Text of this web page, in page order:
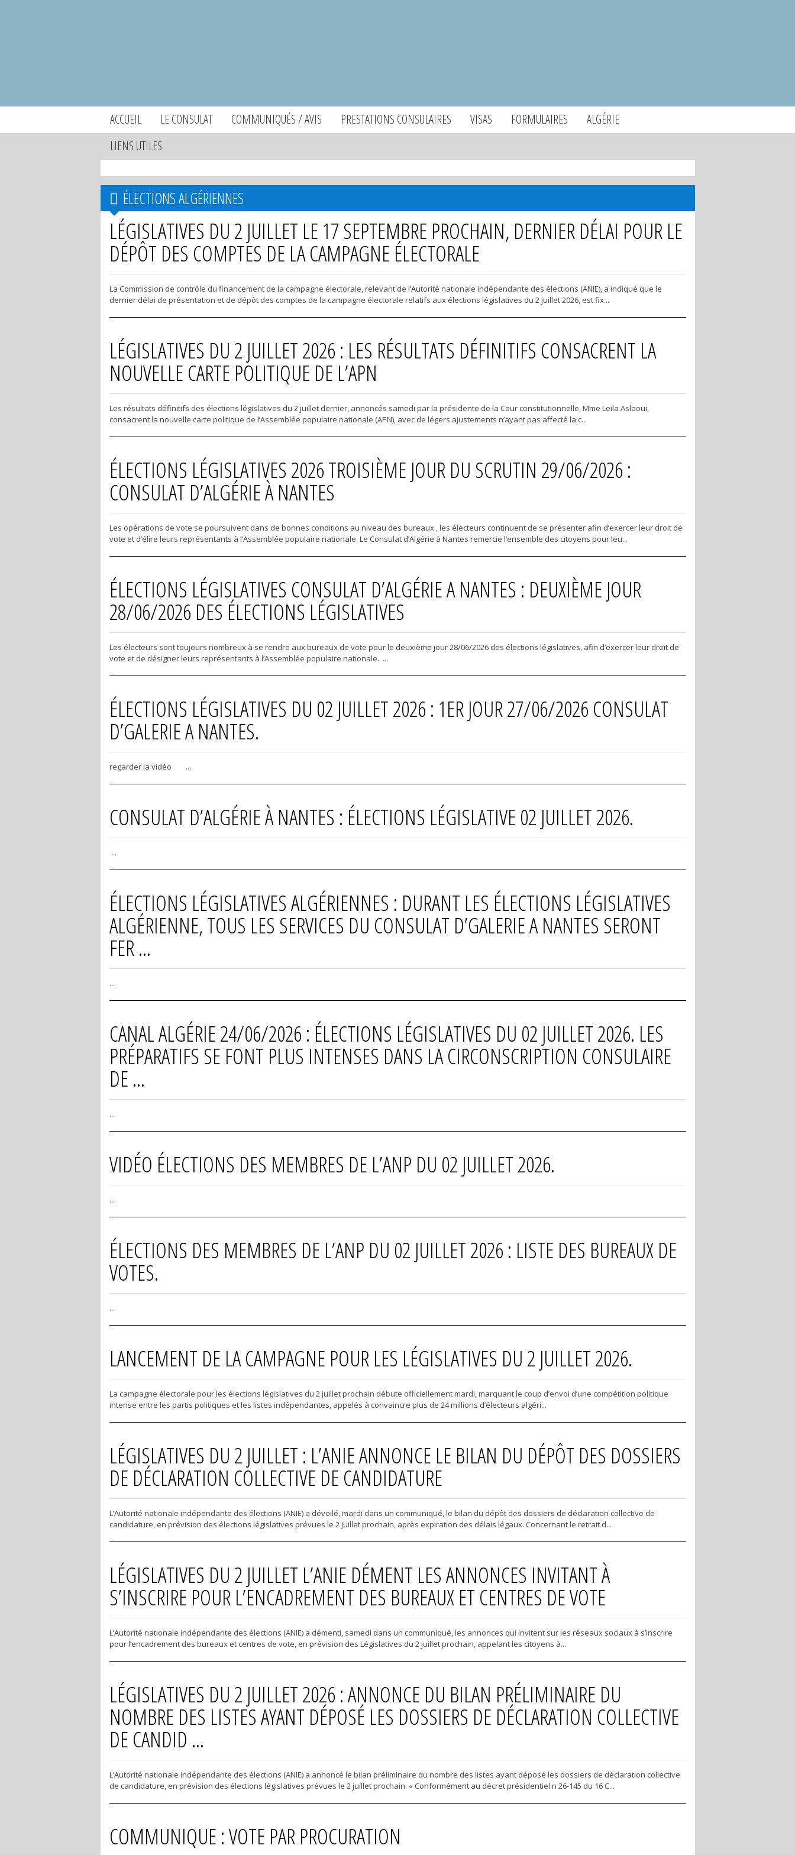
ACCUEIL LE CONSULAT COMMUNIQUÉS / AVIS PRESTATIONS CONSULAIRES VISAS FORMULAIRES
ALGÉRIE
LIENS UTILES
ÉLECTIONS ALGÉRIENNES
LÉGISLATIVES DU 2 JUILLET LE 17 SEPTEMBRE PROCHAIN, DERNIER DÉLAI POUR LE
DÉPÔT DES COMPTES DE LA CAMPAGNE ÉLECTORALE
La Commission de contrôle du financement de la campagne électorale, relevant de l’Autorité nationale indépendante des élections (ANIE), a indiqué que le
dernier délai de présentation et de dépôt des comptes de la campagne électorale relatifs aux élections législatives du 2 juillet 2026, est fix...
LÉGISLATIVES DU 2 JUILLET 2026 : LES RÉSULTATS DÉFINITIFS CONSACRENT LA
NOUVELLE CARTE POLITIQUE DE L’APN
Les résultats définitifs des élections législatives du 2 juillet dernier, annoncés samedi par la présidente de la Cour constitutionnelle, Mme Leïla Aslaoui,
consacrent la nouvelle carte politique de l’Assemblée populaire nationale (APN), avec de légers ajustements n’ayant pas affecté la c...
ÉLECTIONS LÉGISLATIVES 2026 TROISIÈME JOUR DU SCRUTIN 29/06/2026 :
CONSULAT D’ALGÉRIE À NANTES
Les opérations de vote se poursuivent dans de bonnes conditions au niveau des bureaux , les électeurs continuent de se présenter afin d’exercer leur droit de
vote et d’élire leurs représentants à l’Assemblée populaire nationale. Le Consulat d’Algérie à Nantes remercie l’ensemble des citoyens pour leu...
ÉLECTIONS LÉGISLATIVES CONSULAT D’ALGÉRIE A NANTES : DEUXIÈME JOUR
28/06/2026 DES ÉLECTIONS LÉGISLATIVES
Les électeurs sont toujours nombreux à se rendre aux bureaux de vote pour le deuxième jour 28/06/2026 des élections législatives, afin d’exercer leur droit de
vote et de désigner leurs représentants à l’Assemblée populaire nationale. ...
ÉLECTIONS LÉGISLATIVES DU 02 JUILLET 2026 : 1ER JOUR 27/06/2026 CONSULAT
D’GALERIE A NANTES.
regarder la vidéo ...
CONSULAT D’ALGÉRIE À NANTES : ÉLECTIONS LÉGISLATIVE 02 JUILLET 2026.
...
ÉLECTIONS LÉGISLATIVES ALGÉRIENNES : DURANT LES ÉLECTIONS LÉGISLATIVES
ALGÉRIENNE, TOUS LES SERVICES DU CONSULAT D’GALERIE A NANTES SERONT
FER ...
...
CANAL ALGÉRIE 24/06/2026 : ÉLECTIONS LÉGISLATIVES DU 02 JUILLET 2026. LES
PRÉPARATIFS SE FONT PLUS INTENSES DANS LA CIRCONSCRIPTION CONSULAIRE
DE ...
...
VIDÉO ÉLECTIONS DES MEMBRES DE L’ANP DU 02 JUILLET 2026.
...
ÉLECTIONS DES MEMBRES DE L’ANP DU 02 JUILLET 2026 : LISTE DES BUREAUX DE
VOTES.
...
LANCEMENT DE LA CAMPAGNE POUR LES LÉGISLATIVES DU 2 JUILLET 2026.
La campagne électorale pour les élections législatives du 2 juillet prochain débute officiellement mardi, marquant le coup d’envoi d’une compétition politique
intense entre les partis politiques et les listes indépendantes, appelés à convaincre plus de 24 millions d’électeurs algéri...
LÉGISLATIVES DU 2 JUILLET : L’ANIE ANNONCE LE BILAN DU DÉPÔT DES DOSSIERS
DE DÉCLARATION COLLECTIVE DE CANDIDATURE
L’Autorité nationale indépendante des élections (ANIE) a dévoilé, mardi dans un communiqué, le bilan du dépôt des dossiers de déclaration collective de
candidature, en prévision des élections législatives prévues le 2 juillet prochain, après expiration des délais légaux. Concernant le retrait d...
LÉGISLATIVES DU 2 JUILLET L’ANIE DÉMENT LES ANNONCES INVITANT À
S’INSCRIRE POUR L’ENCADREMENT DES BUREAUX ET CENTRES DE VOTE
L’Autorité nationale indépendante des élections (ANIE) a démenti, samedi dans un communiqué, les annonces qui invitent sur les réseaux sociaux à s’inscrire
pour l’encadrement des bureaux et centres de vote, en prévision des Législatives du 2 juillet prochain, appelant les citoyens à...
LÉGISLATIVES DU 2 JUILLET 2026 : ANNONCE DU BILAN PRÉLIMINAIRE DU
NOMBRE DES LISTES AYANT DÉPOSÉ LES DOSSIERS DE DÉCLARATION COLLECTIVE
DE CANDID ...
L’Autorité nationale indépendante des élections (ANIE) a annoncé le bilan préliminaire du nombre des listes ayant déposé les dossiers de déclaration collective
de candidature, en prévision des élections législatives prévues le 2 juillet prochain. « Conformément au décret présidentiel n 26-145 du 16 C...
COMMUNIQUE : VOTE PAR PROCURATION